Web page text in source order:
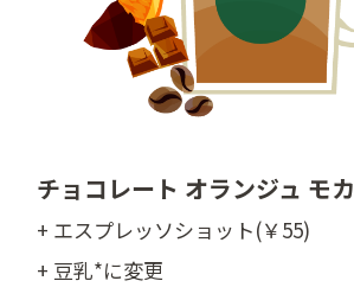
チョコレート オランジュ モカ
+ エスプレッソショット(￥55)
+ 豆乳*に変更